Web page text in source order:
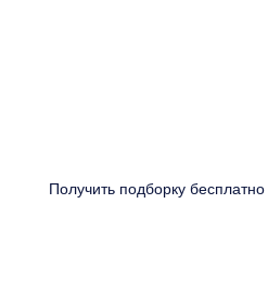
Получить подборку бесплатно